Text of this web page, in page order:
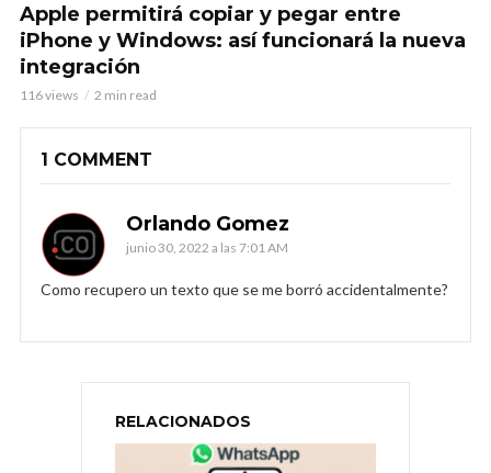
Apple permitirá copiar y pegar entre
iPhone y Windows: así funcionará la nueva
integración
116 views 2 min read
1 COMMENT
Orlando Gomez
junio 30, 2022 a las 7:01 AM
Como recupero un texto que se me borró accidentalmente?
RELACIONADOS